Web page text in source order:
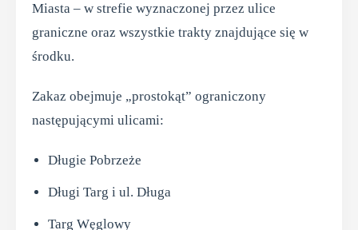
Miasta – w strefie wyznaczonej przez ulice
graniczne oraz wszystkie trakty znajdujące się w
środku.
Zakaz obejmuje „prostokąt” ograniczony
następującymi ulicami:
Długie Pobrzeże
Długi Targ i ul. Długa
Targ Węglowy